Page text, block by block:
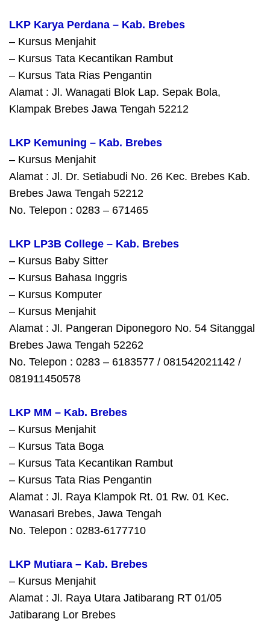
LKP Karya Perdana – Kab. Brebes
– Kursus Menjahit
– Kursus Tata Kecantikan Rambut
– Kursus Tata Rias Pengantin
Alamat : Jl. Wanagati Blok Lap. Sepak Bola,
Klampak Brebes Jawa Tengah 52212
LKP Kemuning – Kab. Brebes
– Kursus Menjahit
Alamat : Jl. Dr. Setiabudi No. 26 Kec. Brebes Kab.
Brebes Jawa Tengah 52212
No. Telepon : 0283 – 671465
LKP LP3B College – Kab. Brebes
– Kursus Baby Sitter
– Kursus Bahasa Inggris
– Kursus Komputer
– Kursus Menjahit
Alamat : Jl. Pangeran Diponegoro No. 54 Sitanggal
Brebes Jawa Tengah 52262
No. Telepon : 0283 – 6183577 / 081542021142 /
081911450578
LKP MM – Kab. Brebes
– Kursus Menjahit
– Kursus Tata Boga
– Kursus Tata Kecantikan Rambut
– Kursus Tata Rias Pengantin
Alamat : Jl. Raya Klampok Rt. 01 Rw. 01 Kec.
Wanasari Brebes, Jawa Tengah
No. Telepon : 0283-6177710
LKP Mutiara – Kab. Brebes
– Kursus Menjahit
Alamat : Jl. Raya Utara Jatibarang RT 01/05
Jatibarang Lor Brebes